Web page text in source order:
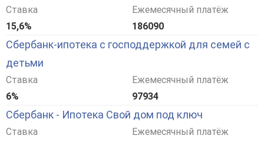
Ставка
15,6%
Ежемесячный платёж
186090
Сбербанк-ипотека с господдержкой для семей с
детьми
Ставка
6%
Ежемесячный платёж
97934
Сбербанк - Ипотека Свой дом под ключ
Ставка
Ежемесячный платёж